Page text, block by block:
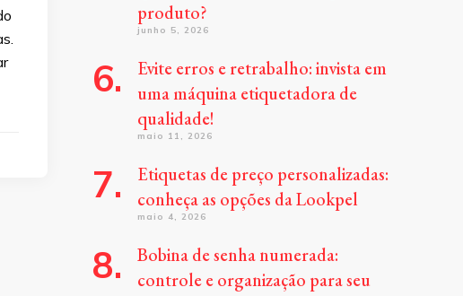
produto?
junho 5, 2026
Evite erros e retrabalho: invista em
uma máquina etiquetadora de
qualidade!
maio 11, 2026
Etiquetas de preço personalizadas:
conheça as opções da Lookpel
maio 4, 2026
Bobina de senha numerada:
controle e organização para seu